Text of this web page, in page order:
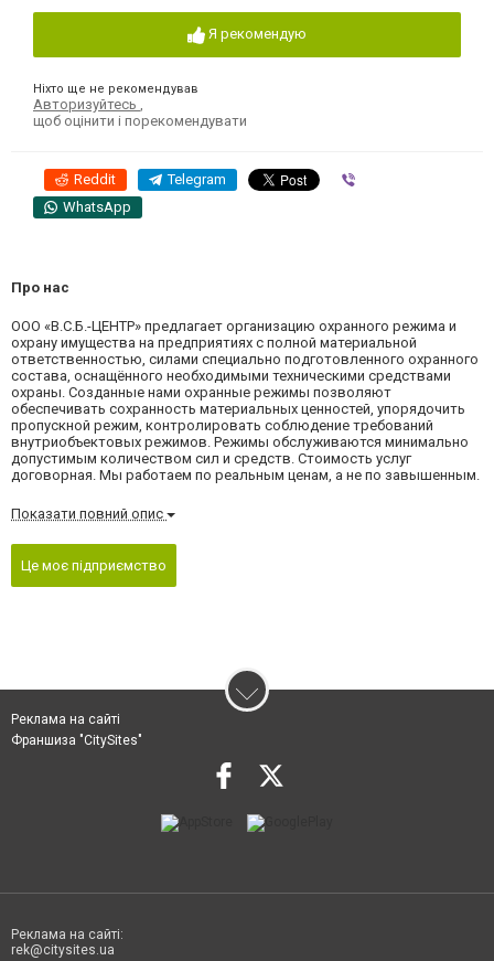
Я рекомендую
Ніхто ще не рекомендував
Авторизуйтесь
щоб оцінити і порекомендувати
Reddit Telegram
WhatsApp
Про нас
ООО «В.С.Б.-ЦЕНТР» предлагает организацию охранного режима и
охрану имущества на предприятиях с полной материальной
ответственностью, силами специально подготовленного охранного
состава, оснащённого необходимыми техническими средствами
охраны. Созданные нами охранные режимы позволяют
обеспечивать сохранность материальных ценностей, упорядочить
пропускной режим, контролировать соблюдение требований
внутриобъектовых режимов. Режимы обслуживаются минимально
допустимым количеством сил и средств. Стоимость услуг
договорная. Мы работаем по реальным ценам, а не по завышенным.
Показати повний опис
Це моє підприємство
Реклама на сайті
Франшиза "CitySites"
Реклама на сайті:
rek@citysites.ua